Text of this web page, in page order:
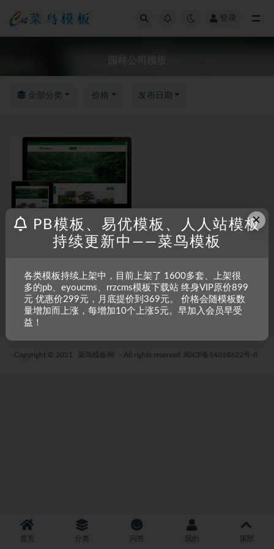
登录
全部分类 价格 发布日期
RRZCMS模板
应式）_RRZCMS模板_人人站
CMS模板
6 年前 54 19.9
Copyright © 2021 菜鸟模板网 - All rights reserved 闽ICP备14018622号-8
首页 分类 问答 我的 顶部
×
PB模板、易优模板、人人站模板
持续更新中——菜鸟模板
各类模板持续上架中，目前上架了 1600多套、上架很
多的pb、eyoucms、rrzcms模板下载站 终身VIP原价899
元 优惠价299元，月底提价到369元。 价格会随模板数
量增加而上涨，每增加10个上涨5元。早加入会员早受
益！